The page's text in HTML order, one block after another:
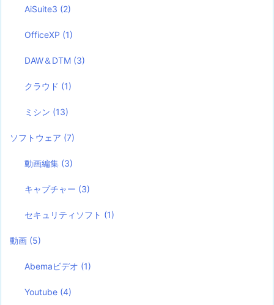
AiSuite3 (2)
OfficeXP (1)
DAW＆DTM (3)
クラウド (1)
ミシン (13)
ソフトウェア (7)
動画編集 (3)
キャプチャー (3)
セキュリティソフト (1)
動画 (5)
Abemaビデオ (1)
Youtube (4)